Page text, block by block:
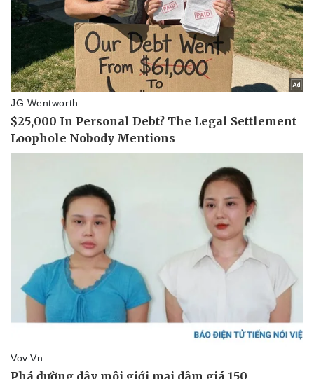
Doanh nghiệp
Thông tin doanh nghiệp
Doanh nghiệp 24h
Vì cộng đồng
Công nghệ
Trải nghiệm
Chuyển đổi số